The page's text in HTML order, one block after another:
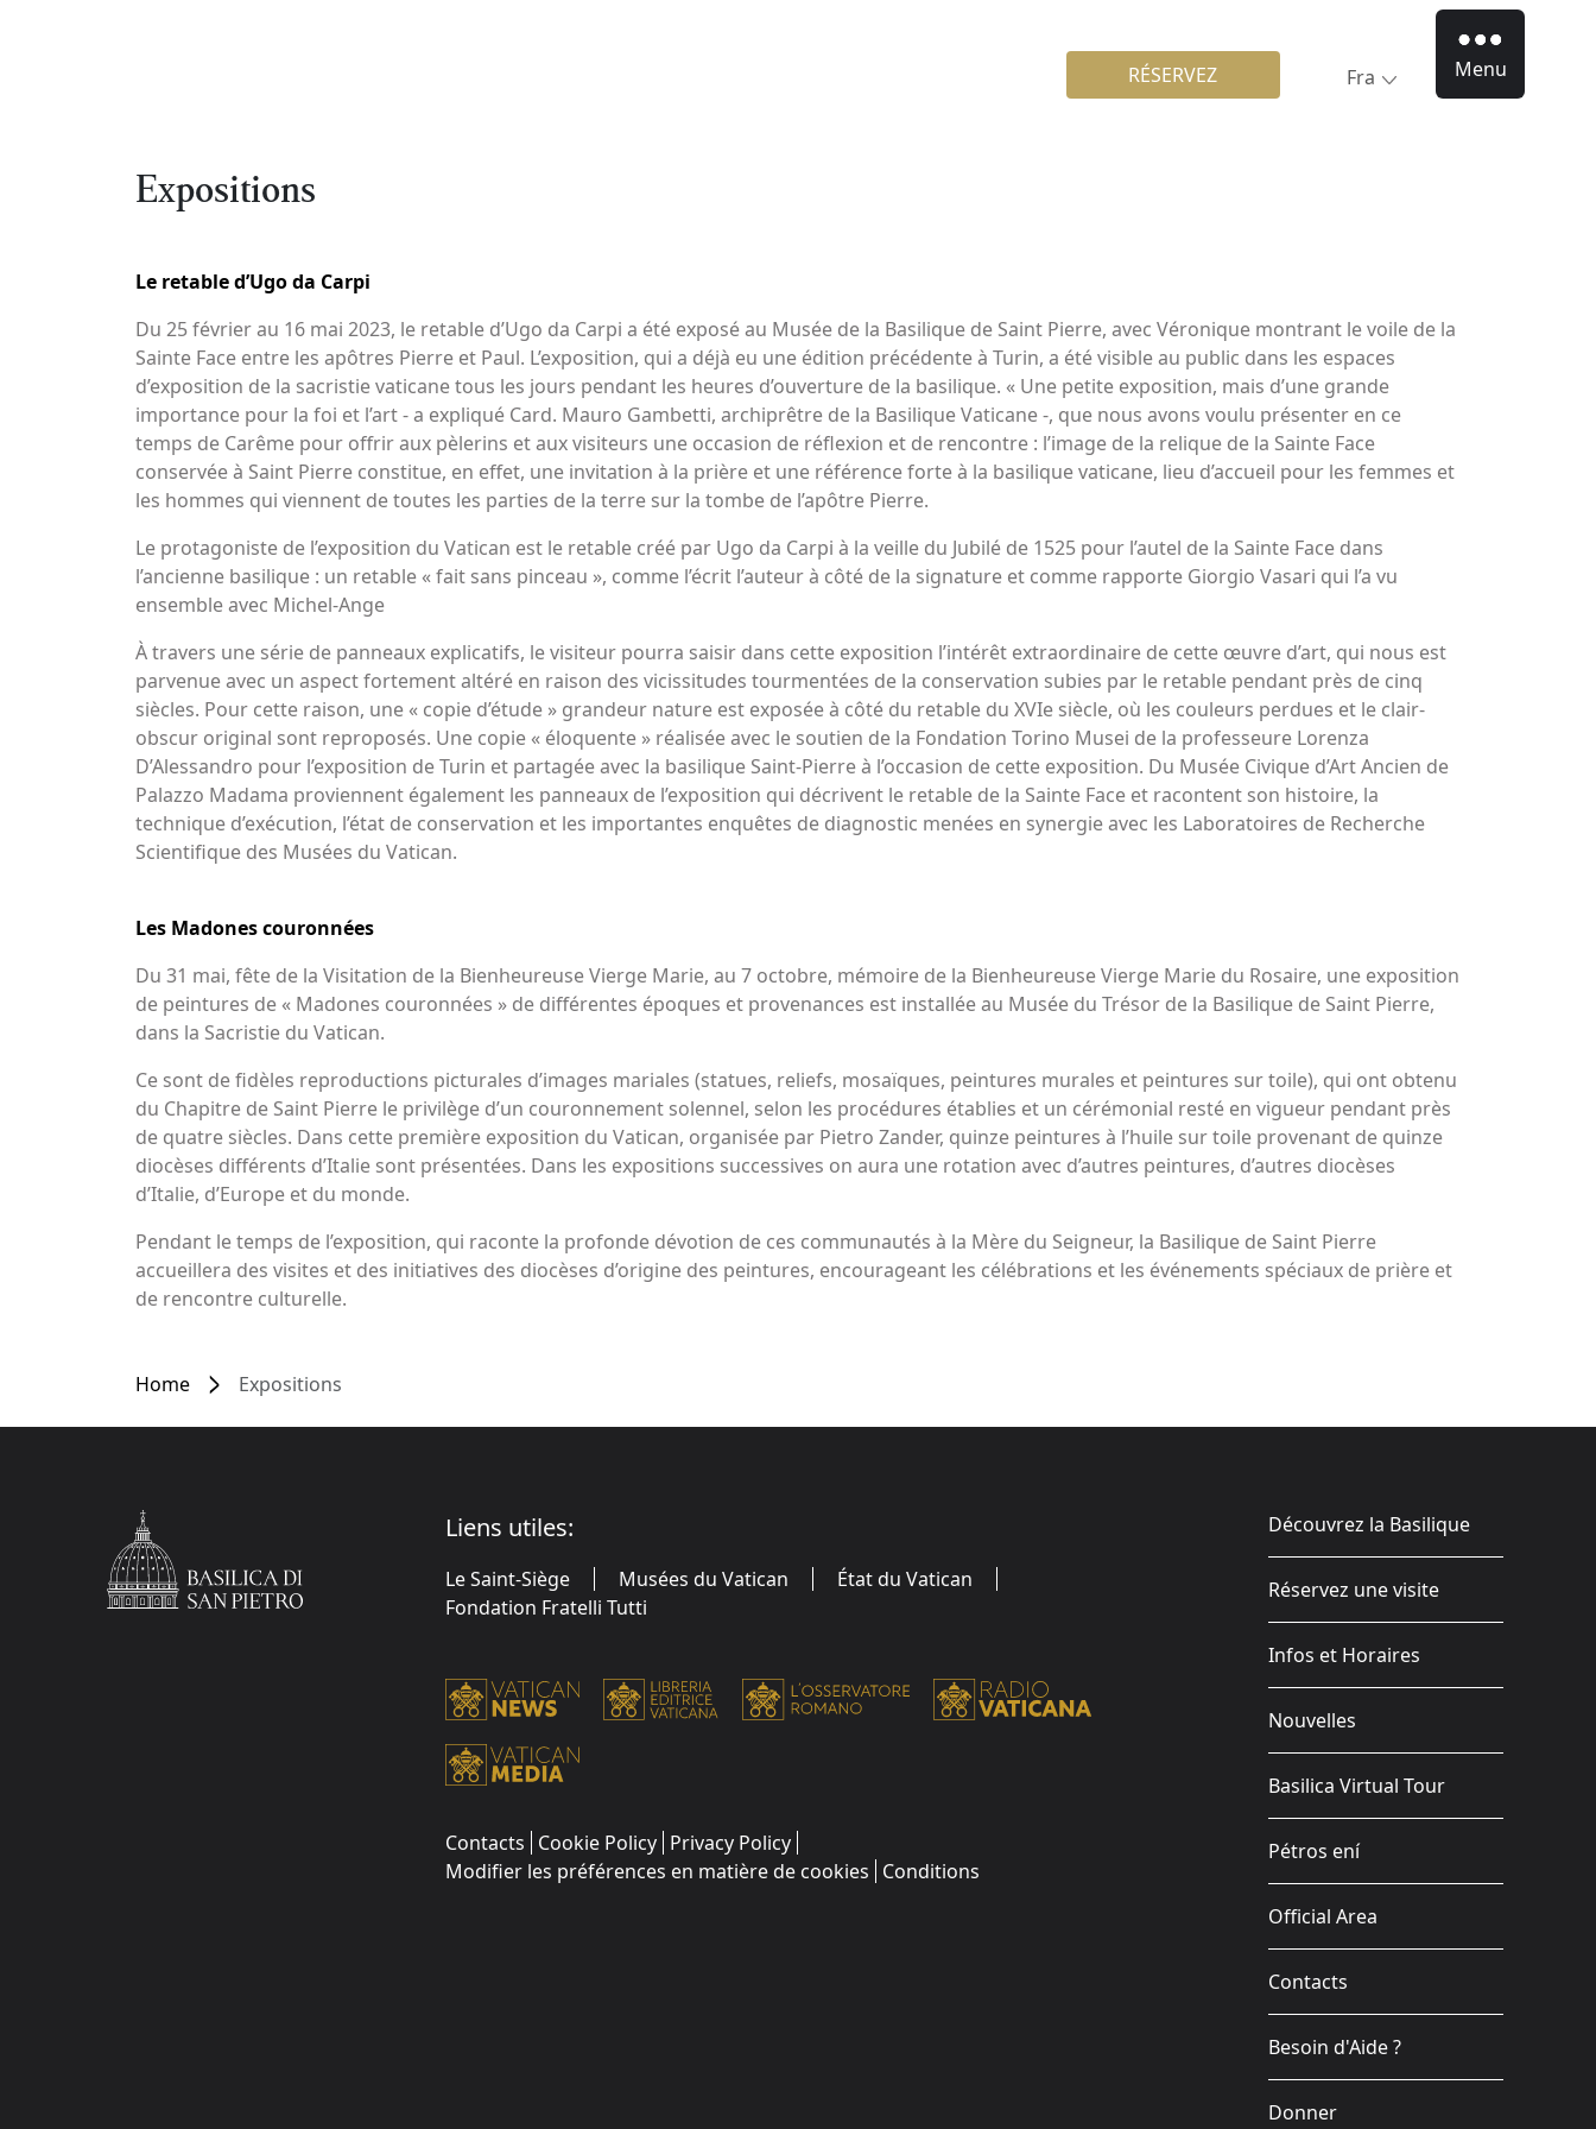
RÉSERVEZ Fra Menu
Expositions
Le retable d’Ugo da Carpi
Du 25 février au 16 mai 2023, le retable d’Ugo da Carpi a été exposé au Musée de la Basilique de Saint Pierre, avec Véronique montrant le voile de la
Sainte Face entre les apôtres Pierre et Paul. L’exposition, qui a déjà eu une édition précédente à Turin, a été visible au public dans les espaces
d’exposition de la sacristie vaticane tous les jours pendant les heures d’ouverture de la basilique. « Une petite exposition, mais d’une grande
importance pour la foi et l’art - a expliqué Card. Mauro Gambetti, archiprêtre de la Basilique Vaticane -, que nous avons voulu présenter en ce
temps de Carême pour offrir aux pèlerins et aux visiteurs une occasion de réflexion et de rencontre : l’image de la relique de la Sainte Face
conservée à Saint Pierre constitue, en effet, une invitation à la prière et une référence forte à la basilique vaticane, lieu d’accueil pour les femmes et
les hommes qui viennent de toutes les parties de la terre sur la tombe de l’apôtre Pierre.
Le protagoniste de l’exposition du Vatican est le retable créé par Ugo da Carpi à la veille du Jubilé de 1525 pour l’autel de la Sainte Face dans
l’ancienne basilique : un retable « fait sans pinceau », comme l’écrit l’auteur à côté de la signature et comme rapporte Giorgio Vasari qui l’a vu
ensemble avec Michel-Ange
À travers une série de panneaux explicatifs, le visiteur pourra saisir dans cette exposition l’intérêt extraordinaire de cette œuvre d’art, qui nous est
parvenue avec un aspect fortement altéré en raison des vicissitudes tourmentées de la conservation subies par le retable pendant près de cinq
siècles. Pour cette raison, une « copie d’étude » grandeur nature est exposée à côté du retable du XVIe siècle, où les couleurs perdues et le clair-
obscur original sont reproposés. Une copie « éloquente » réalisée avec le soutien de la Fondation Torino Musei de la professeure Lorenza
D’Alessandro pour l’exposition de Turin et partagée avec la basilique Saint-Pierre à l’occasion de cette exposition. Du Musée Civique d’Art Ancien de
Palazzo Madama proviennent également les panneaux de l’exposition qui décrivent le retable de la Sainte Face et racontent son histoire, la
technique d’exécution, l’état de conservation et les importantes enquêtes de diagnostic menées en synergie avec les Laboratoires de Recherche
Scientifique des Musées du Vatican.
Les Madones couronnées
Du 31 mai, fête de la Visitation de la Bienheureuse Vierge Marie, au 7 octobre, mémoire de la Bienheureuse Vierge Marie du Rosaire, une exposition
de peintures de « Madones couronnées » de différentes époques et provenances est installée au Musée du Trésor de la Basilique de Saint Pierre,
dans la Sacristie du Vatican.
Ce sont de fidèles reproductions picturales d’images mariales (statues, reliefs, mosaïques, peintures murales et peintures sur toile), qui ont obtenu
du Chapitre de Saint Pierre le privilège d’un couronnement solennel, selon les procédures établies et un cérémonial resté en vigueur pendant près
de quatre siècles. Dans cette première exposition du Vatican, organisée par Pietro Zander, quinze peintures à l’huile sur toile provenant de quinze
diocèses différents d’Italie sont présentées. Dans les expositions successives on aura une rotation avec d’autres peintures, d’autres diocèses
d’Italie, d’Europe et du monde.
Pendant le temps de l’exposition, qui raconte la profonde dévotion de ces communautés à la Mère du Seigneur, la Basilique de Saint Pierre
accueillera des visites et des initiatives des diocèses d’origine des peintures, encourageant les célébrations et les événements spéciaux de prière et
de rencontre culturelle.
Home Expositions
Liens utiles:
Le Saint-Siège Musées du Vatican
État du Vatican
Fondation Fratelli Tutti
Contacts Cookie Policy Privacy Policy
Modifier les préférences en matière de cookies Conditions
Découvrez la Basilique
Réservez une visite
Infos et Horaires
Nouvelles
Basilica Virtual Tour
Pétros ení
Official Area
Contacts
Besoin d'Aide ?
Donner